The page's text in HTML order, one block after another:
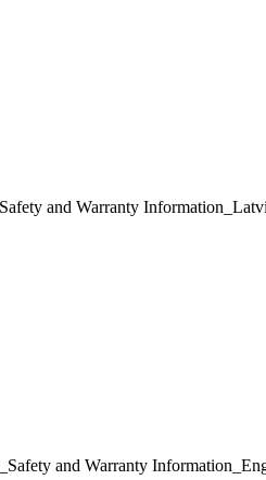
and Warranty
and Warranty